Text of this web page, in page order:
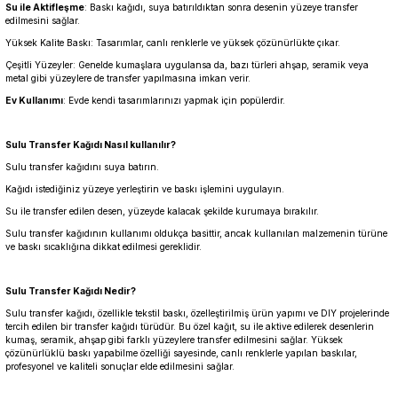
Su ile Aktifleşme: Baskı kağıdı, suya batırıldıktan sonra desenin yüzeye transfer
edilmesini sağlar.
Yüksek Kalite Baskı: Tasarımlar, canlı renklerle ve yüksek çözünürlükte çıkar.
Çeşitli Yüzeyler: Genelde kumaşlara uygulansa da, bazı türleri ahşap, seramik veya
metal gibi yüzeylere de transfer yapılmasına imkan verir.
Ev Kullanımı: Evde kendi tasarımlarınızı yapmak için popülerdir.
Sulu Transfer Kağıdı Nasıl kullanılır?
Sulu transfer kağıdını suya batırın.
Kağıdı istediğiniz yüzeye yerleştirin ve baskı işlemini uygulayın.
Su ile transfer edilen desen, yüzeyde kalacak şekilde kurumaya bırakılır.
Sulu transfer kağıdının kullanımı oldukça basittir, ancak kullanılan malzemenin türüne
ve baskı sıcaklığına dikkat edilmesi gereklidir.
Sulu Transfer Kağıdı Nedir?
Sulu transfer kağıdı, özellikle tekstil baskı, özelleştirilmiş ürün yapımı ve DIY projelerinde
tercih edilen bir transfer kağıdı türüdür. Bu özel kağıt, su ile aktive edilerek desenlerin
kumaş, seramik, ahşap gibi farklı yüzeylere transfer edilmesini sağlar. Yüksek
çözünürlüklü baskı yapabilme özelliği sayesinde, canlı renklerle yapılan baskılar,
profesyonel ve kaliteli sonuçlar elde edilmesini sağlar.